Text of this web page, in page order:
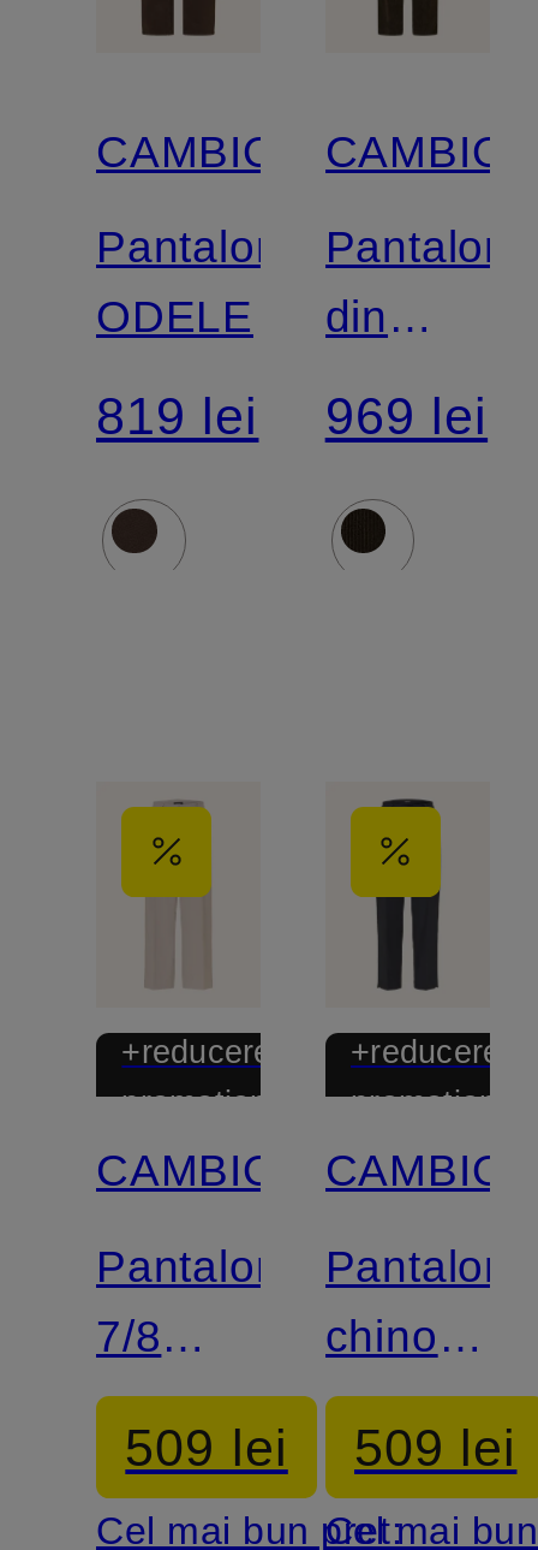
CAMBIO
Pantaloni
ODELE
819 lei
CAMBIO
Pantaloni
din
velur
969 lei
+reducere
promoțională
CAMBIO
Pantaloni
7/8
CARA
509 lei
Cel mai bun preț:
+reducere
CAMBIO
Pantaloni
chino
KRYSTAL
509 lei
Cel mai